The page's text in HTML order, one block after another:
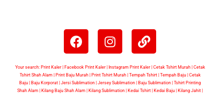
Your search: Print Kaler | Facebook Print Kaler| Instagram Print Kaler | Cetak Tshirt Murah | Cetak
Tshirt Shah Alam | Print Baju Murah | Print Tshirt Murah | Tempah Tshirt | Tempah Baju | Cetak
Baju | Baju Korporat | Jersi Sublimation | Jersey Sublimation | Baju Sublimation | Tshirt Printing
Shah Alam | Kilang Baju Shah Alam | Kilang Sublimation | Kedai Tshirt | Kedai Baju | Kilang Jahit |